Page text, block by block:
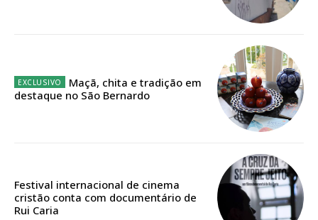
32€
Edição em papel entregue à Quinta-feira em sua
casa
Maçã, chita e tradição em
destaque no São Bernardo
Festival internacional de cinema
cristão conta com documentário de
Rui Caria